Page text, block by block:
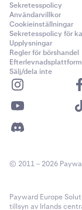
Sekretesspolicy
Användarvillkor
Cookieinställningar
Sekretesspolicy för
Upplysningar
Regler för börshandel
Efterlevnadsplattform
Sälj/dela inte
© 2011 – 2026
Payward Europe
tillsyn av Irlands